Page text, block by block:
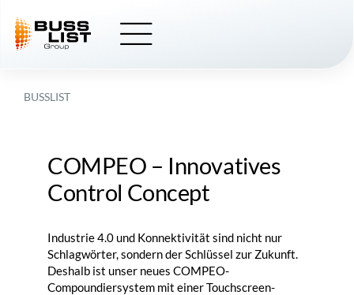
content
BUSSLIST
COMPEO – Innovatives
Control Concept
Industrie 4.0 und Konnektivität sind nicht nur
Schlagwörter, sondern der Schlüssel zur Zukunft.
Deshalb ist unser neues COMPEO-
Compoundiersystem mit einer Touchscreen-